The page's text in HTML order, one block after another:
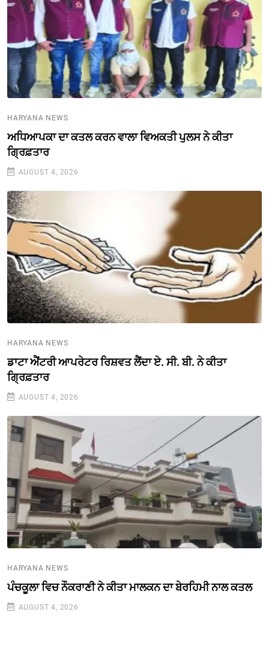
HARYANA NEWS
ਅਧਿਆਪਕਾ ਦਾ ਕਤਲ ਕਰਨ ਵਾਲਾ ਵਿਅਕਤੀ ਪੁਲਸ ਨੇ ਕੀਤਾ
ਗ੍ਰਿਫ਼ਤਾਰ
AUGUST 4, 2026
HARYANA NEWS
ਡਾਟਾ ਐਂਟਰੀ ਆਪਰੇਟਰ ਰਿਸ਼ਵਤ ਲੈਂਦਾ ਏ. ਸੀ. ਬੀ. ਨੇ ਕੀਤਾ
ਗ੍ਰਿਫ਼ਤਾਰ
AUGUST 4, 2026
HARYANA NEWS
ਪੰਚਕੂਲਾ ਵਿਚ ਨੌਕਰਾਣੀ ਨੇ ਕੀਤਾ ਮਾਲਕਨ ਦਾ ਬੇਰਹਿਮੀ ਨਾਲ ਕਤਲ
AUGUST 4, 2026